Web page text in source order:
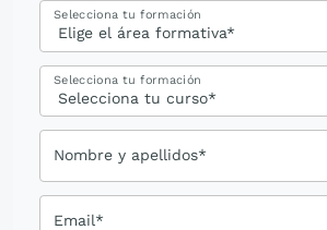
Selecciona tu formación
Selecciona tu formación
Nombre y apellidos*
Email*